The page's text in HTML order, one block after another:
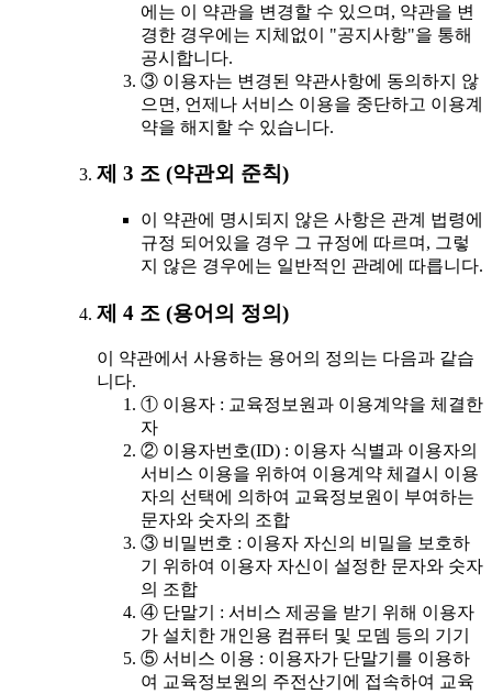
에는 이 약관을 변경할 수 있으며, 약관을 변
경한 경우에는 지체없이 "공지사항"을 통해
공시합니다.
③ 이용자는 변경된 약관사항에 동의하지 않
으면, 언제나 서비스 이용을 중단하고 이용계
약을 해지할 수 있습니다.
제 3 조 (약관외 준칙)
이 약관에 명시되지 않은 사항은 관계 법령에
규정 되어있을 경우 그 규정에 따르며, 그렇
지 않은 경우에는 일반적인 관례에 따릅니다.
제 4 조 (용어의 정의)
이 약관에서 사용하는 용어의 정의는 다음과 같습
니다.
① 이용자 : 교육정보원과 이용계약을 체결한
자
② 이용자번호(ID) : 이용자 식별과 이용자의
서비스 이용을 위하여 이용계약 체결시 이용
자의 선택에 의하여 교육정보원이 부여하는
문자와 숫자의 조합
③ 비밀번호 : 이용자 자신의 비밀을 보호하
기 위하여 이용자 자신이 설정한 문자와 숫자
의 조합
④ 단말기 : 서비스 제공을 받기 위해 이용자
가 설치한 개인용 컴퓨터 및 모뎀 등의 기기
⑤ 서비스 이용 : 이용자가 단말기를 이용하
여 교육정보원의 주전산기에 접속하여 교육